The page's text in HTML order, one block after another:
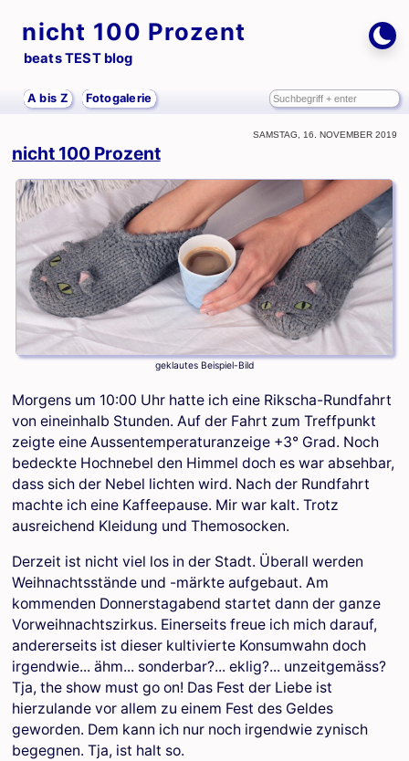
nicht 100 Prozent
beats TEST blog
A bis Z Fotogalerie
Samstag, 16. November 2019
nicht 100 Prozent
geklautes Beispiel-Bild
Morgens um 10:00 Uhr hatte ich eine Rikscha-Rundfahrt
von eineinhalb Stunden. Auf der Fahrt zum Treffpunkt
zeigte eine Aussentemperaturanzeige +3° Grad. Noch
bedeckte Hochnebel den Himmel doch es war absehbar,
dass sich der Nebel lichten wird. Nach der Rundfahrt
machte ich eine Kaffeepause. Mir war kalt. Trotz
ausreichend Kleidung und Themosocken.
Derzeit ist nicht viel los in der Stadt. Überall werden
Weihnachtsstände und -märkte aufgebaut. Am
kommenden Donnerstagabend startet dann der ganze
Vorweihnachtszirkus. Einerseits freue ich mich darauf,
andererseits ist dieser kultivierte Konsumwahn doch
irgendwie... ähm... sonderbar?... eklig?... unzeitgemäss?
Tja, the show must go on! Das Fest der Liebe ist
hierzulande vor allem zu einem Fest des Geldes
geworden. Dem kann ich nur noch irgendwie zynisch
begegnen. Tja, ist halt so.